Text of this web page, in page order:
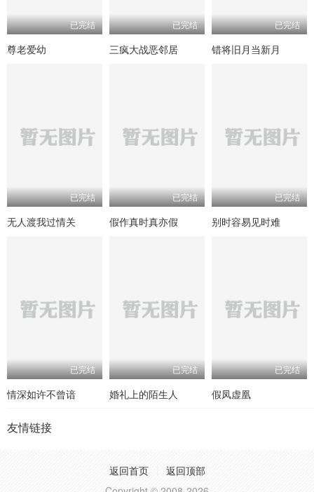
已完结
尊老爱幼
已完结
三疯大战恶邻居
已完结
错将旧月当新月
已完结
无人渡我过情关
已完结
假作真时真亦假
已完结
别时容易见时难
已完结
情深如许不曾谙
已完结
婚礼上的陌生人
已完结
假凤虚凰
友情链接
返回首页
返回顶部